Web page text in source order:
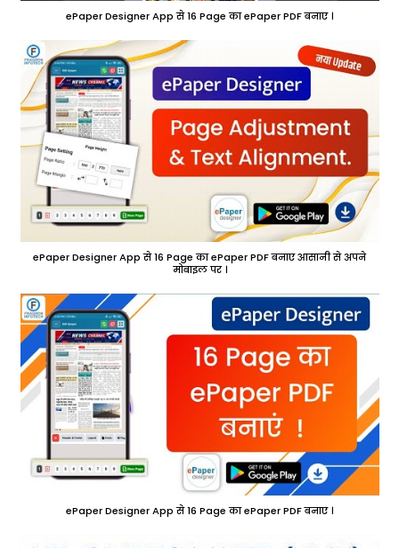
ePaper Designer App से 16 Page का ePaper PDF बनाए ।
ePaper Designer App से 16 Page का ePaper PDF बनाए आसानी से अपने
मोबाइल पर ।
ePaper Designer App से 16 Page का ePaper PDF बनाए ।